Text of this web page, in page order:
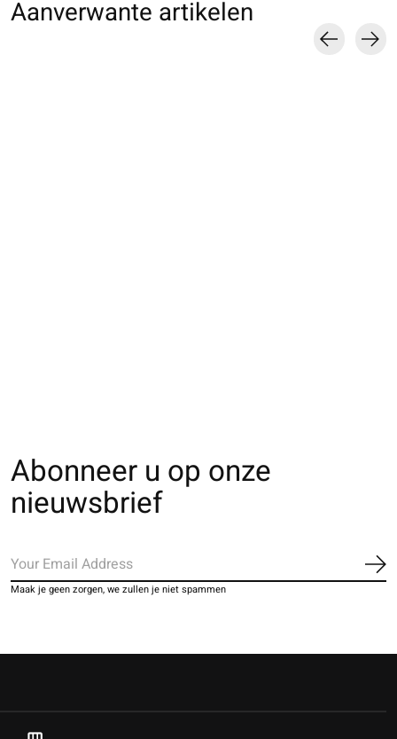
Aanverwante artikelen
Abonneer u op onze
nieuwsbrief
Maak je geen zorgen, we zullen je niet spammen